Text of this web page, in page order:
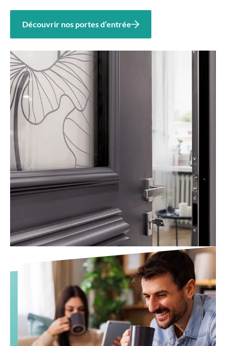
Découvrir nos portes d’entrée